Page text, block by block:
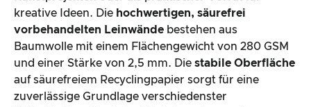
kreative Ideen. Die hochwertigen, säurefrei
vorbehandelten Leinwände bestehen aus
Baumwolle mit einem Flächengewicht von 280 GSM
und einer Stärke von 2,5 mm. Die stabile Oberfläche
auf säurefreiem Recyclingpapier sorgt für eine
zuverlässige Grundlage verschiedenster